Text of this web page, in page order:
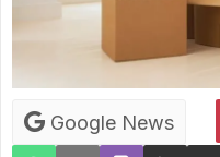
Google News